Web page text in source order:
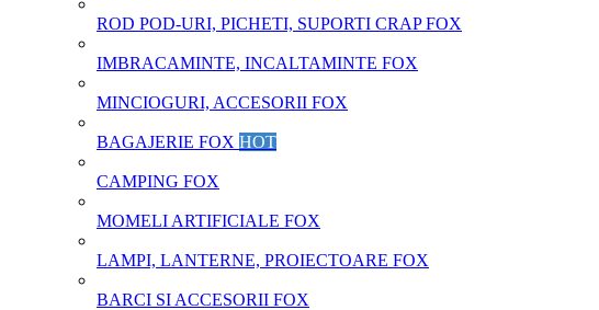
ROD POD-URI, PICHETI, SUPORTI CRAP FOX
IMBRACAMINTE, INCALTAMINTE FOX
MINCIOGURI, ACCESORII FOX
BAGAJERIE FOX HOT
CAMPING FOX
MOMELI ARTIFICIALE FOX
LAMPI, LANTERNE, PROIECTOARE FOX
BARCI SI ACCESORII FOX